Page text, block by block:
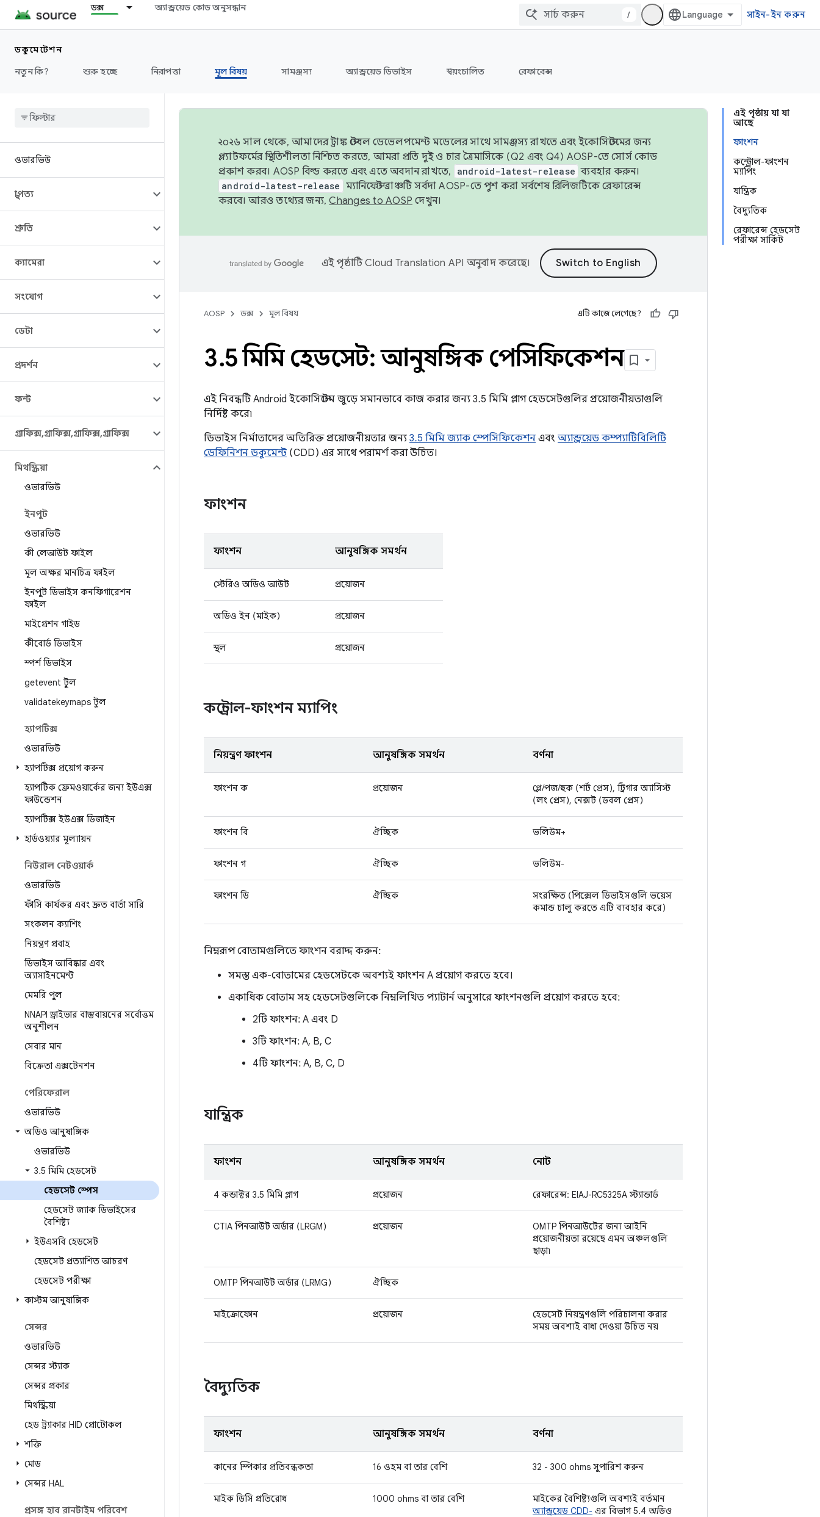
ডক্স অ্যান্ড্রয়েড কোড অনুসন্ধান
/ সাইন-ইন করুন
ডকুমেন্টেশন
নতুন কি?
শুরু হচ্ছে নিরাপত্তা মূল বিষয় সামঞ্জস্য অ্যান্ড্রয়েড ডিভাইস স্বয়ংচালিত রেফারেন্স
ওভারভিউ
স্থাপত্য
শ্রুতি
ক্যামেরা
সংযোগ
ডেটা
প্রদর্শন
ফন্ট
গ্রাফিক্স,গ্রাফিক্স,গ্রাফিক্স,গ্রাফিক্স
মিথস্ক্রিয়া
ওভারভিউ
ইনপুট
ওভারভিউ
কী লেআউট ফাইল
মূল অক্ষর মানচিত্র ফাইল
ইনপুট ডিভাইস কনফিগারেশন
ফাইল
মাইগ্রেশন গাইড
কীবোর্ড ডিভাইস
স্পর্শ ডিভাইস
getevent টুল
validatekeymaps টুল
হ্যাপটিক্স
ওভারভিউ
হ্যাপটিক্স প্রয়োগ করুন
হ্যাপটিক ফ্রেমওয়ার্কের জন্য ইউএক্স
ফাউন্ডেশন
হ্যাপটিক্স ইউএক্স ডিজাইন
হার্ডওয়্যার মূল্যায়ন
নিউরাল নেটওয়ার্ক
ওভারভিউ
ফাঁসি কার্যকর এবং দ্রুত বার্তা সারি
সংকলন ক্যাশিং
নিয়ন্ত্রণ প্রবাহ
ডিভাইস আবিষ্কার এবং
অ্যাসাইনমেন্ট
মেমরি পুল
NNAPI ড্রাইভার বাস্তবায়নের সর্বোত্তম
অনুশীলন
সেবার মান
বিক্রেতা এক্সটেনশন
পেরিফেরাল
ওভারভিউ
অডিও আনুষাঙ্গিক
ওভারভিউ
3.5 মিমি হেডসেট
হেডসেট স্পেস
হেডসেট জ্যাক ডিভাইসের
বৈশিষ্ট্য
ইউএসবি হেডসেট
হেডসেট প্রত্যাশিত আচরণ
হেডসেট পরীক্ষা
কাস্টম আনুষাঙ্গিক
সেন্সর
ওভারভিউ
সেন্সর স্ট্যাক
সেন্সর প্রকার
মিথস্ক্রিয়া
হেড ট্র্যাকার HID প্রোটোকল
শক্তি
মোড
সেন্সর HAL
প্রসঙ্গ হাব রানটাইম পরিবেশ
এই পৃষ্ঠায় যা যা
আছে
ফাংশন
কন্ট্রোল-ফাংশন
ম্যাপিং
যান্ত্রিক
বৈদ্যুতিক
রেফারেন্স হেডসেট
পরীক্ষা সার্কিট
২০২৬ সাল থেকে, আমাদের ট্রাঙ্ক স্টেবল ডেভেলপমেন্ট মডেলের সাথে সামঞ্জস্য রাখতে এবং ইকোসিস্টেমের জন্য
প্ল্যাটফর্মের স্থিতিশীলতা নিশ্চিত করতে, আমরা প্রতি দুই ও চার ত্রৈমাসিকে (Q2 এবং Q4) AOSP-তে সোর্স কোড
প্রকাশ করব। AOSP বিল্ড করতে এবং এতে অবদান রাখতে,
android-latest-release ব্যবহার করুন।
android-latest-release ম্যানিফেস্ট ব্রাঞ্চটি সর্বদা AOSP-তে পুশ করা সর্বশেষ রিলিজটিকে রেফারেন্স
করবে। আরও তথ্যের জন্য,Changes to AOSP দেখুন।
এই পৃষ্ঠাটিCloud Translation API অনুবাদ করেছে।
AOSP ডক্স মূল বিষয় এটি কাজে লেগেছে?
3.5 মিমি হেডসেট: আনুষঙ্গিক স্পেসিফিকেশন
এই নিবন্ধটি Android ইকোসিস্টেম জুড়ে সমানভাবে কাজ করার জন্য 3.5 মিমি প্লাগ হেডসেটগুলির প্রয়োজনীয়তাগুলি
নির্দিষ্ট করে৷
ডিভাইস নির্মাতাদের অতিরিক্ত প্রয়োজনীয়তার জন্য 3.5 মিমি জ্যাক স্পেসিফিকেশন এবং অ্যান্ড্রয়েড কম্প্যাটিবিলিটি
ডেফিনিশন ডকুমেন্ট (CDD) এর সাথে পরামর্শ করা উচিত।
ফাংশন
ফাংশন আনুষঙ্গিক সমর্থন
স্টেরিও অডিও আউট প্রয়োজন
অডিও ইন (মাইক) প্রয়োজন
স্থল প্রয়োজন
কন্ট্রোল-ফাংশন ম্যাপিং
নিয়ন্ত্রণ ফাংশন আনুষঙ্গিক সমর্থন বর্ণনা
ফাংশন ক প্রয়োজন
প্লে/পজ/হুক (শর্ট প্রেস), ট্রিগার অ্যাসিস্ট
(লং প্রেস), নেক্সট (ডবল প্রেস)
ফাংশন বি ঐচ্ছিক ভলিউম+
ফাংশন গ ঐচ্ছিক ভলিউম-
ফাংশন ডি ঐচ্ছিক
সংরক্ষিত (পিক্সেল ডিভাইসগুলি ভয়েস
কমান্ড চালু করতে এটি ব্যবহার করে)
নিম্নরূপ বোতামগুলিতে ফাংশন বরাদ্দ করুন:
সমস্ত এক-বোতামের হেডসেটকে অবশ্যই ফাংশন A প্রয়োগ করতে হবে।
একাধিক বোতাম সহ হেডসেটগুলিকে নিম্নলিখিত প্যাটার্ন অনুসারে ফাংশনগুলি প্রয়োগ করতে হবে:
2টি ফাংশন: A এবং D
3টি ফাংশন: A, B, C
4টি ফাংশন: A, B, C, D
যান্ত্রিক
ফাংশন আনুষঙ্গিক সমর্থন নোট
4 কন্ডাক্টর 3.5 মিমি প্লাগ প্রয়োজন রেফারেন্স: EIAJ-RC5325A স্ট্যান্ডার্ড
CTIA পিনআউট অর্ডার (LRGM) প্রয়োজন
OMTP পিনআউটের জন্য আইনি
প্রয়োজনীয়তা রয়েছে এমন অঞ্চলগুলি
ছাড়া৷
OMTP পিনআউট অর্ডার (LRMG) ঐচ্ছিক
মাইক্রোফোন প্রয়োজন
হেডসেট নিয়ন্ত্রণগুলি পরিচালনা করার
সময় অবশ্যই বাধা দেওয়া উচিত নয়
বৈদ্যুতিক
ফাংশন আনুষঙ্গিক সমর্থন বর্ণনা
কানের স্পিকার প্রতিবন্ধকতা 16 ওহম বা তার বেশি 32 - 300 ohms সুপারিশ করুন
মাইক ডিসি প্রতিরোধ 1000 ohms বা তার বেশি
মাইকের বৈশিষ্ট্যগুলি অবশ্যই বর্তমান
অ্যান্ড্রয়েড CDD- এর বিভাগ 5.4 অডিও